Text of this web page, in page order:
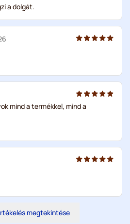
a dolgát.
mind a termékkel, mind a
megtekintése